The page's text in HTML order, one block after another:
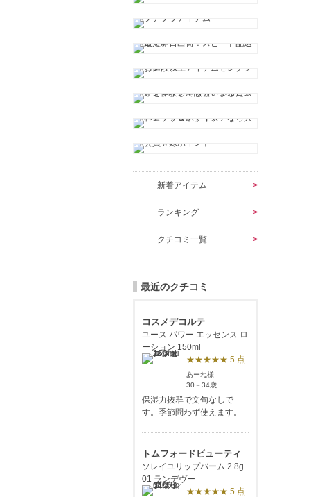
新着アイテム
ランキング
クチコミ一覧
最近のクチコミ
コスメデコルテ
ユース パワー エッセンス ロ
ーション 150ml
★★★★★ 5 点
あーね様
30－34歳
保湿力抜群で文句なしで
す。季節問わず使えます。
トムフォードビューティ
ソレイユリップバーム 2.8g
01 ランデヴー
★★★★★ 5 点